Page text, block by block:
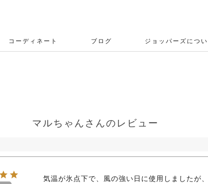
コーディネート ブログ ジョッパーズについ
マルちゃんさんのレビュー
気温が氷点下で、風の強い日に使用しましたが